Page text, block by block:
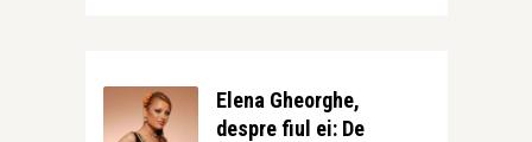
Elena Gheorghe,
despre fiul ei: De